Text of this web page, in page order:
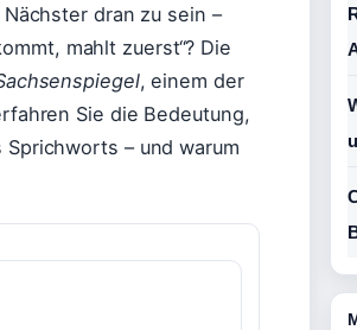
dran zu sein –
mahlt zuerst“? Die
, einem der
Sie die Bedeutung,
– und warum